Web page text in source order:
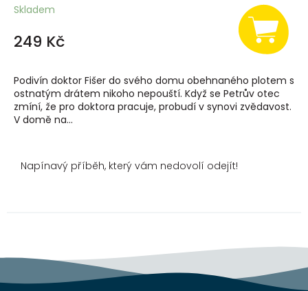
Skladem
249 Kč
Podivín doktor Fišer do svého domu obehnaného plotem s
ostnatým drátem nikoho nepouští. Když se Petrův otec
zmíní, že pro doktora pracuje, probudí v synovi zvědavost.
V domě na...
Napínavý příběh, který vám nedovolí odejít!